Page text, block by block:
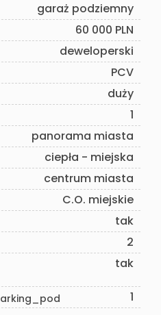
garaż podziemny
60 000 PLN
deweloperski
PCV
duży
1
panorama miasta
ciepła - miejska
centrum miasta
C.O. miejskie
tak
2
tak
1